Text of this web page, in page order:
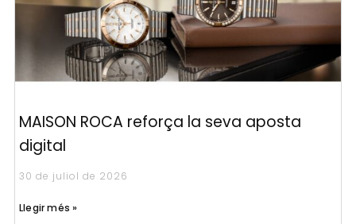
MAISON ROCA reforça la seva aposta
digital
30 de juliol de 2026
Llegir més »